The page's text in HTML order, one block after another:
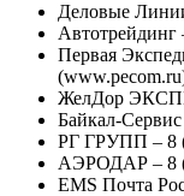
Деловые
Автотрейдинг
Первая
ЖелДор
Байкал-
РГ ГРУПП – 8
АЭРОДАР – 8
EMS Почта